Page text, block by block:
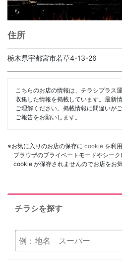
住所
栃木県宇都宮市若草4-13-26
こちらのお店の情報は、チラシプラス
収集した情報を掲載しています。最新
ご理解ください。掲載情報に間違いが
ご報告をお願いします。
※お気に入りのお店の保存に cookie を利
ブラウザのプライベートモードやシー
cookie が保存されませんのでお店をお
チラシを探す